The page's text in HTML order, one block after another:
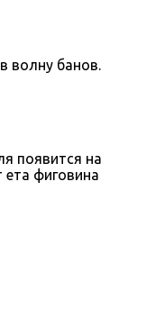
волну банов.
появится на
фиговина